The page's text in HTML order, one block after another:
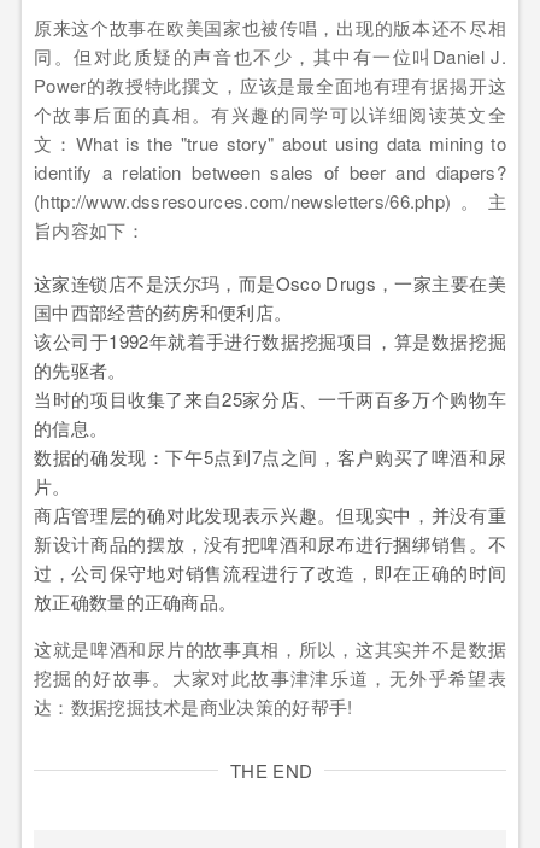
原来这个故事在欧美国家也被传唱，出现的版本还不尽相
同。但对此质疑的声音也不少，其中有一位叫Daniel J.
Power的教授特此撰文，应该是最全面地有理有据揭开这
个故事后面的真相。有兴趣的同学可以详细阅读英文全
文：What is the "true story" about using data mining to
identify a relation between sales of beer and diapers?
(http://www.dssresources.com/newsletters/66.php)。主
旨内容如下：
这家连锁店不是沃尔玛，而是Osco Drugs，一家主要在美
国中西部经营的药房和便利店。
该公司于1992年就着手进行数据挖掘项目，算是数据挖掘
的先驱者。
当时的项目收集了来自25家分店、一千两百多万个购物车
的信息。
数据的确发现：下午5点到7点之间，客户购买了啤酒和尿
片。
商店管理层的确对此发现表示兴趣。但现实中，并没有重
新设计商品的摆放，没有把啤酒和尿布进行捆绑销售。不
过，公司保守地对销售流程进行了改造，即在正确的时间
放正确数量的正确商品。
这就是啤酒和尿片的故事真相，所以，这其实并不是数据
挖掘的好故事。大家对此故事津津乐道，无外乎希望表
达：数据挖掘技术是商业决策的好帮手!
THE END